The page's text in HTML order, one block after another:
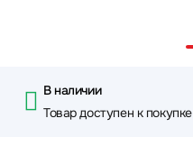
В наличии
Товар доступен к покупке